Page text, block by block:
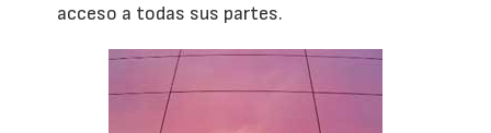
acceso a todas sus partes.